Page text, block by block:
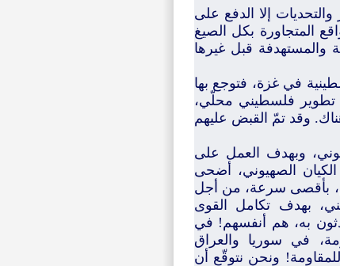
إلا الدفع على
المتجاورة بكل الصيغ
والمستهدفة قبل غيرها
في غزة، فتوجع بها
تطوير فلسطيني محلّي،
وقد تمّ القبض عليهم
وبهدف العمل على
الصهيوني، أضحى
بأقصى سرعة، من أجل
بهدف تكامل القوى
به، هم أنفسهم! في
في سوريا والعراق
للمقاومة! ونحن نتوقّع أن